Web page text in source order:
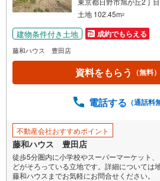
件
マ
イ
ペ
ジ
存
す
る
土地 102.45m2
建物条件付き土地 成約でもらえる
藤和ハウス 豊田店
資料をもらう （無料）
電話する （通話料
不動産会社おすすめポイント
藤和ハウス 豊田店
徒歩5分圏内に小学校やスーパーマーケット
どがそろっている立地です。詳細については
藤和ハウスまでお気軽にお問合せください。